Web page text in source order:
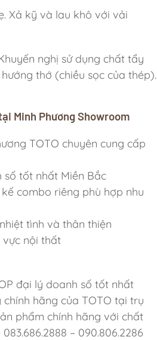
Xả kỹ và lau khô với vải
nghị sử dụng chất tẩy
thớ (chiều sọc của thép).
Minh Phương Showroom
TOTO chuyên cung cấp
tốt nhất Miền Bắc
combo riêng phù hợp nhu
tình và thân thiện
vực nội thất
đại lý doanh số tốt nhất
hãng của TOTO tại trụ
phẩm chính hãng với chất
– 090.806.2286